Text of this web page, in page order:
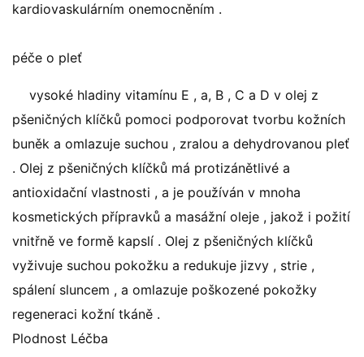
kardiovaskulárním onemocněním .
péče o pleť
vysoké hladiny vitamínu E , a, B , C a D v olej z
pšeničných klíčků pomoci podporovat tvorbu kožních
buněk a omlazuje suchou , zralou a dehydrovanou pleť
. Olej z pšeničných klíčků má protizánětlivé a
antioxidační vlastnosti , a je používán v mnoha
kosmetických přípravků a masážní oleje , jakož i požití
vnitřně ve formě kapslí . Olej z pšeničných klíčků
vyživuje suchou pokožku a redukuje jizvy , strie ,
spálení sluncem , a omlazuje poškozené pokožky
regeneraci kožní tkáně .
Plodnost Léčba